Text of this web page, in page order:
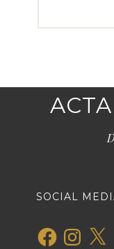
SOCIAL
FacebookInstagram
X